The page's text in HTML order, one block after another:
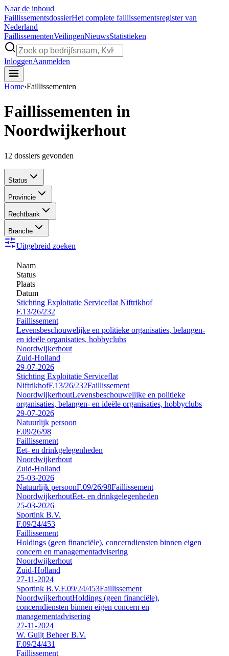
Naar de inhoud
FaillissementsdossierHet complete faillissementsregister van
Nederland
FaillissementenVeilingenNieuwsStatistieken
InloggenAanmelden
Home›Faillissementen
Faillissementen in
Noordwijkerhout
12 dossiers gevonden
Status
Provincie
Rechtbank
Branche
Uitgebreid zoeken
Naam
Status
Plaats
Datum
Stichting Exploitatie Serviceflat Niftrikhof
F.13/26/232
Faillissement
Levensbeschouwelijke en politieke organisaties, belangen-
en ideële organisaties, hobbyclubs
Noordwijkerhout
Zuid-Holland
29-07-2026
Stichting Exploitatie Serviceflat
NiftrikhofF.13/26/232Faillissement
NoordwijkerhoutLevensbeschouwelijke en politieke
organisaties, belangen- en ideële organisaties, hobbyclubs
29-07-2026
Natuurlijk persoon
F.09/26/98
Faillissement
Eet- en drinkgelegenheden
Noordwijkerhout
Zuid-Holland
25-03-2026
Natuurlijk persoonF.09/26/98Faillissement
NoordwijkerhoutEet- en drinkgelegenheden
25-03-2026
Sportink B.V.
F.09/24/453
Faillissement
Holdings (geen financiële), concerndiensten binnen eigen
concern en managementadvisering
Noordwijkerhout
Zuid-Holland
27-11-2024
Sportink B.V.F.09/24/453Faillissement
NoordwijkerhoutHoldings (geen financiële),
concerndiensten binnen eigen concern en
managementadvisering
27-11-2024
W. Guijt Beheer B.V.
F.09/24/431
Faillissement